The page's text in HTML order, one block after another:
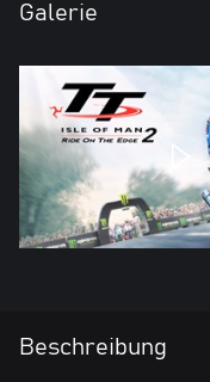
Galerie
Beschreibung